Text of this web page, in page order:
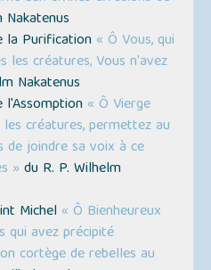
Nakatenus
la Purification « Ô Vous, qui
les créatures, Vous n'avez
Nakatenus
« Ô Vierge
créatures, permettez au
de joindre sa voix à ce
» du R. P. Wilhelm
Michel « Ô Bienheureux
qui avez précipité
cortège de rebelles au